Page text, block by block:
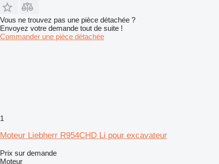
Vous ne trouvez pas une pièce détachée ?
Envoyez votre demande tout de suite !
Commander une pièce détachée
1
Moteur Liebherr R954CHD Li pour excavateur
Prix sur demande
Moteur